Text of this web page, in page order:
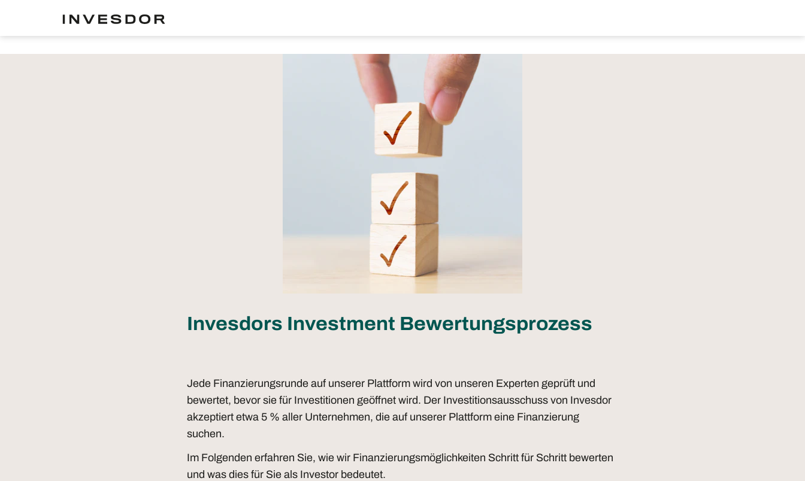
Invesdors Investment Bewertungsprozess
Jede Finanzierungsrunde auf unserer Plattform wird von unseren Experten geprüft und
bewertet, bevor sie für Investitionen geöffnet wird. Der Investitionsausschuss von Invesdor
akzeptiert etwa 5 % aller Unternehmen, die auf unserer Plattform eine Finanzierung
suchen.
Im Folgenden erfahren Sie, wie wir Finanzierungsmöglichkeiten Schritt für Schritt bewerten
und was dies für Sie als Investor bedeutet.